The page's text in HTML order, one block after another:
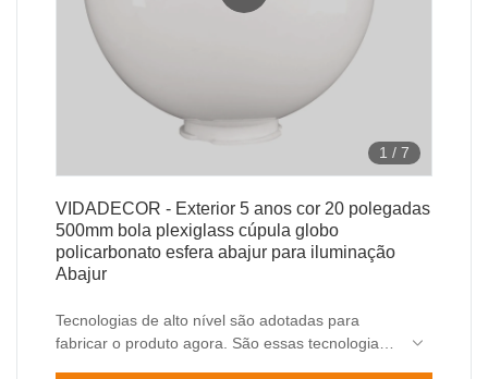
1 / 7
VIDADECOR - Exterior 5 anos cor 20 polegadas
500mm bola plexiglass cúpula globo
policarbonato esfera abajur para iluminação
Abajur
Tecnologias de alto nível são adotadas para
fabricar o produto agora. São essas tecnologias